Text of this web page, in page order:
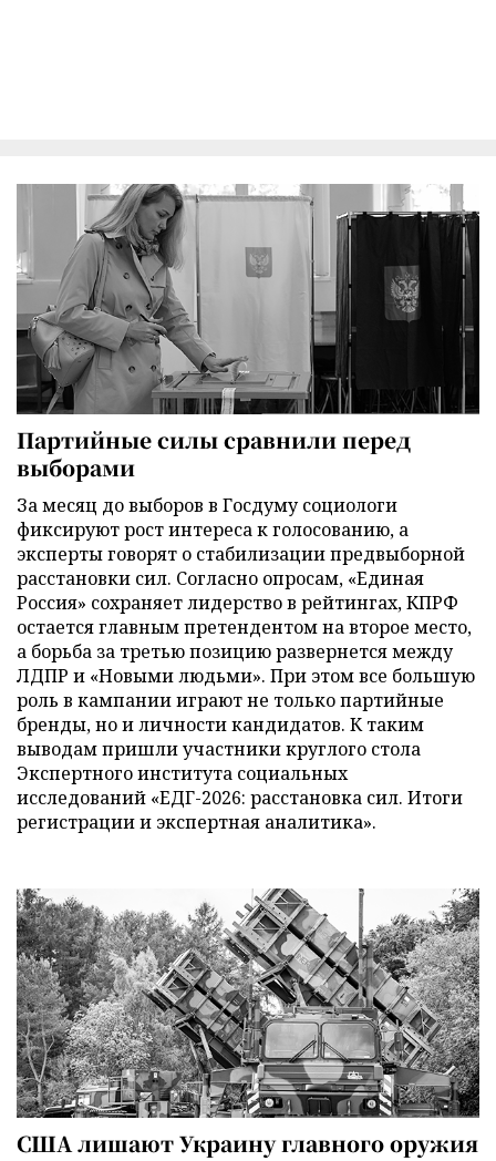
Партийные силы сравнили перед
выборами
За месяц до выборов в Госдуму социологи
фиксируют рост интереса к голосованию, а
эксперты говорят о стабилизации предвыборной
расстановки сил. Согласно опросам, «Единая
Россия» сохраняет лидерство в рейтингах, КПРФ
остается главным претендентом на второе место,
а борьба за третью позицию развернется между
ЛДПР и «Новыми людьми». При этом все большую
роль в кампании играют не только партийные
бренды, но и личности кандидатов. К таким
выводам пришли участники круглого стола
Экспертного института социальных
исследований «ЕДГ-2026: расстановка сил. Итоги
регистрации и экспертная аналитика».
США лишают Украину главного оружия